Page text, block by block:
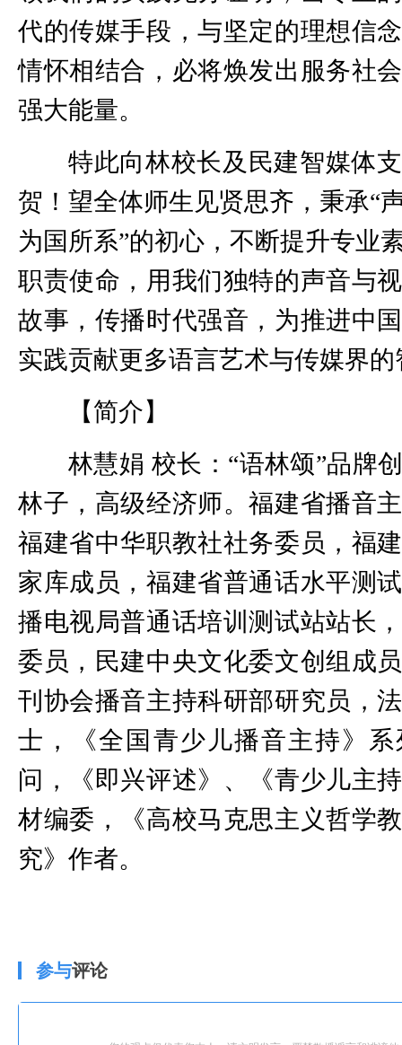
代的传媒手段，与坚定的理想信
情怀相结合，必将焕发出服务社
强大能量。
特此向林校长及民建智媒体
贺！望全体师生见贤思齐，秉承“
为国所系”的初心，不断提升专业
职责使命，用我们独特的声音与
故事，传播时代强音，为推进中
实践贡献更多语言艺术与传媒界
【简介】
林慧娟 校长：“语林颂”品牌
林子，高级经济师。福建省播音
福建省中华职教社社务委员，福
家库成员，福建省普通话水平测
播电视局普通话培训测试站站长
委员，民建中央文化委文创组成
刊协会播音主持科研部研究员，
士，《全国青少儿播音主持》
问，《即兴评述》、《青少儿主
材编委，《高校马克思主义哲学
究》作者。
参与评论